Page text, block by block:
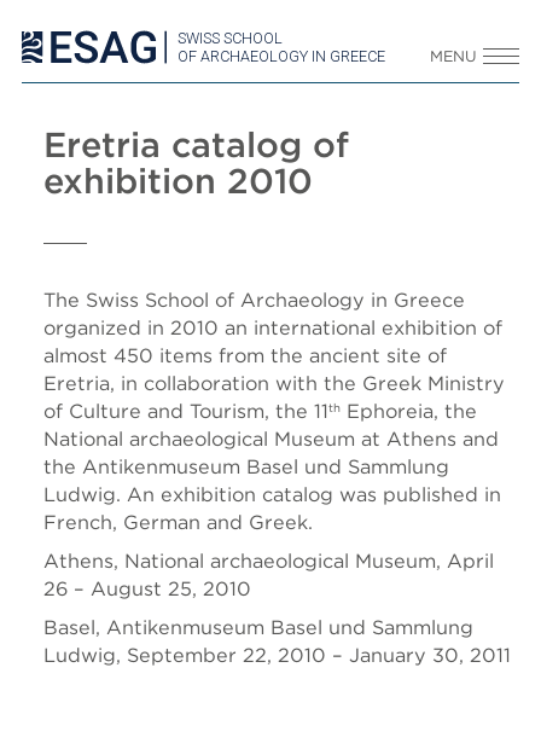
SWISS SCHOOL
OF ARCHAEOLOGY IN GREECE
MENU
Eretria catalog of
exhibition 2010
The Swiss School of Archaeology in Greece
organized in 2010 an international exhibition of
almost 450 items from the ancient site of
Eretria, in collaboration with the Greek Ministry
of Culture and Tourism, the 11th Ephoreia, the
National archaeological Museum at Athens and
the Antikenmuseum Basel und Sammlung
Ludwig. An exhibition catalog was published in
French, German and Greek.
Athens, National archaeological Museum, April
26 – August 25, 2010
Basel, Antikenmuseum Basel und Sammlung
Ludwig, September 22, 2010 – January 30, 2011